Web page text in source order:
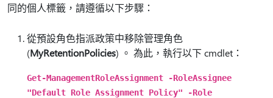
同的個人標籤，請遵循以下步驟：
從預設角色指派政策中移除管理角色
(MyRetentionPolicies) 。 為此，執行以下 cmdlet：
Get-ManagementRoleAssignment -RoleAssignee
"Default Role Assignment Policy" -Role